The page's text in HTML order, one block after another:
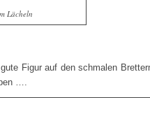
Lächeln
Figur auf den schmalen
….